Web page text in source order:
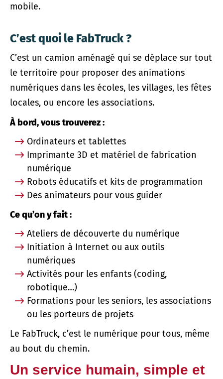
mobile.
C’est quoi le FabTruck ?
C’est un camion aménagé qui se déplace sur tout
le territoire pour proposer des animations
numériques dans les écoles, les villages, les fêtes
locales, ou encore les associations.
À bord, vous trouverez :
Ordinateurs et tablettes
Imprimante 3D et matériel de fabrication
numérique
Robots éducatifs et kits de programmation
Des animateurs pour vous guider
Ce qu’on y fait :
Ateliers de découverte du numérique
Initiation à Internet ou aux outils
numériques
Activités pour les enfants (coding,
robotique…)
Formations pour les seniors, les associations
ou les porteurs de projets
Le FabTruck, c’est le numérique pour tous, même
au bout du chemin.
Un service humain, simple et